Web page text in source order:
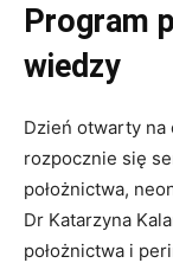
Program
wiedzy
Dzień otwarty na
rozpocznie się
położnictwa,
Dr Katarzyna
położnictwa i